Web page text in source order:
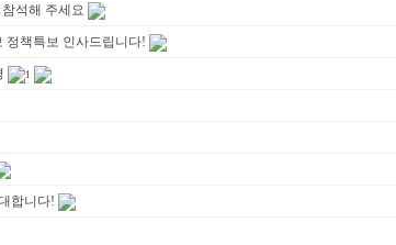
석해 주세요
정책특보 인사드립니다!
1
합니다!